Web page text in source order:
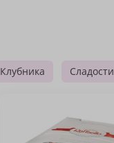
Клубника Сладости